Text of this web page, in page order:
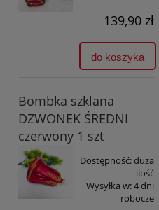
139,90 zł
do koszyka
Bombka szklana
DZWONEK ŚREDNI
czerwony 1 szt
Dostępność:duża
ilość
Wysyłka w:4 dni
robocze